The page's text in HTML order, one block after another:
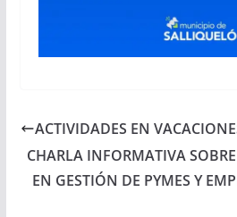
ACTIVIDADES EN
CHARLA INFORMATIVA
EN GESTIÓN DE PYMES Y